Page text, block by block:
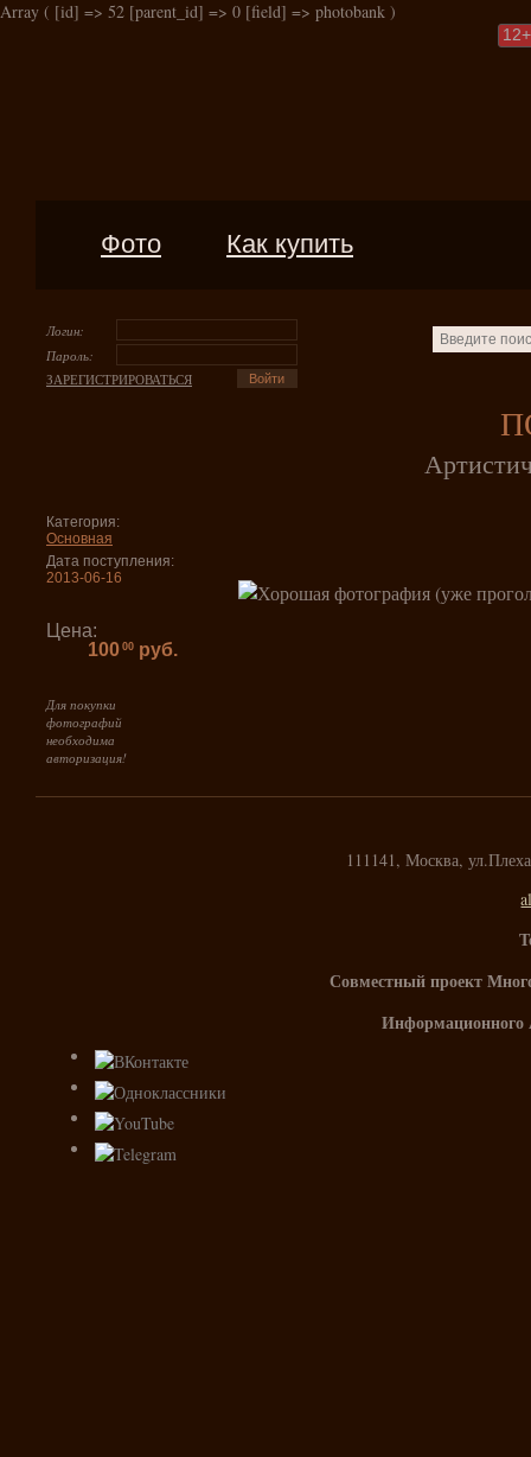
Array ( [id] => 52 [parent_id] => 0 [field] => photobank )
12+
Фото Как купить
Логин:
Пароль:
ЗАРЕГИСТРИРОВАТЬСЯ
Категория:
Основная
Дата поступления:
2013-06-16
Цена:
100 00 руб.
Для покупки
фотографий
необходима
авторизация!
111141, Москва,
Совместный проект